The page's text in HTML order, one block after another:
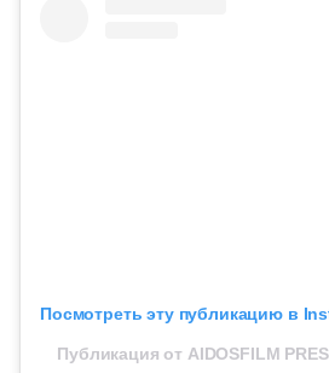
Посмотреть эту публикацию в
Публикация от AIDOSFILM